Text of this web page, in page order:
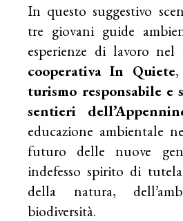
In questo suggestivo
tre giovani guide
esperienze di lavoro
cooperativa In Quiete
turismo responsabile e
sentieri
educazione ambientale
futuro delle nuove
indefesso spirito di
della natura,
biodiversità.